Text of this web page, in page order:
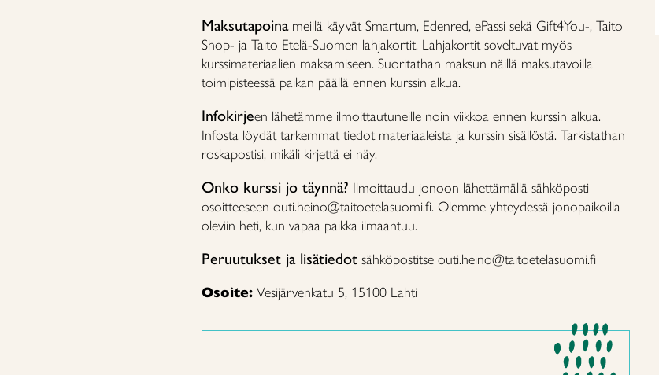
Maksutapoinameillä käyvät Smartum, Edenred, ePassi sekä Gift4You-, Taito
Shop- ja Taito Etelä-Suomen lahjakortit. Lahjakortit soveltuvat myös
kurssimateriaalien maksamiseen. Suoritathan maksun näillä maksutavoilla
toimipisteessä paikan päällä ennen kurssin alkua.
Infokirjeen lähetämme ilmoittautuneille noin viikkoa ennen kurssin alkua.
Infosta löydät tarkemmat tiedot materiaaleista ja kurssin sisällöstä. Tarkistathan
roskapostisi, mikäli kirjettä ei näy.
Onko kurssi jo täynnä? Ilmoittaudu jonoon lähettämällä sähköposti
osoitteeseen outi.heino@taitoetelasuomi.fi. Olemme yhteydessä jonopaikoilla
oleviin heti, kun vapaa paikka ilmaantuu.
Peruutukset ja lisätiedot sähköpostitse outi.heino@taitoetelasuomi.fi
Osoite: Vesijärvenkatu 5, 15100 Lahti